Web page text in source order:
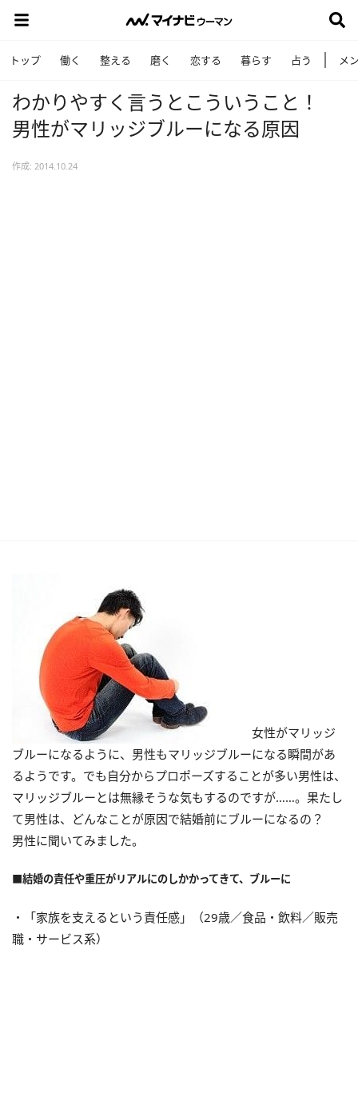
トップ 働く 整える 磨く 恋する 暮らす 占う メ
わかりやすく言うとこういうこと！
男性がマリッジブルーになる原因
作成: 2014.10.24
女性がマリッジ
ブルーになるように、男性もマリッジブルーになる瞬間があ
るようです。でも自分からプロポーズすることが多い男性は、
マリッジブルーとは無縁そうな気もするのですが……。果たし
て男性は、どんなことが原因で結婚前にブルーになるの？
男性に聞いてみました。
■結婚の責任や重圧がリアルにのしかかってきて、ブルーに
・「家族を支えるという責任感」（29歳／食品・飲料／販売
職・サービス系）